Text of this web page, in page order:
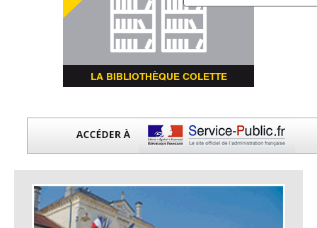
LA BIBLIOTHÈQUE COLETTE